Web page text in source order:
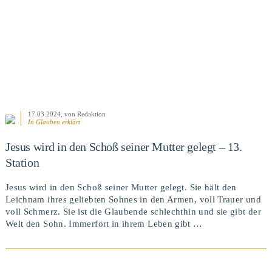
17.03.2024, von Redaktion
In Glauben erklärt
Jesus wird in den Schoß seiner Mutter gelegt – 13.
Station
Jesus wird in den Schoß seiner Mutter gelegt. Sie hält den
Leichnam ihres geliebten Sohnes in den Armen, voll Trauer und
voll Schmerz. Sie ist die Glaubende schlechthin und sie gibt der
Welt den Sohn. Immerfort in ihrem Leben gibt …